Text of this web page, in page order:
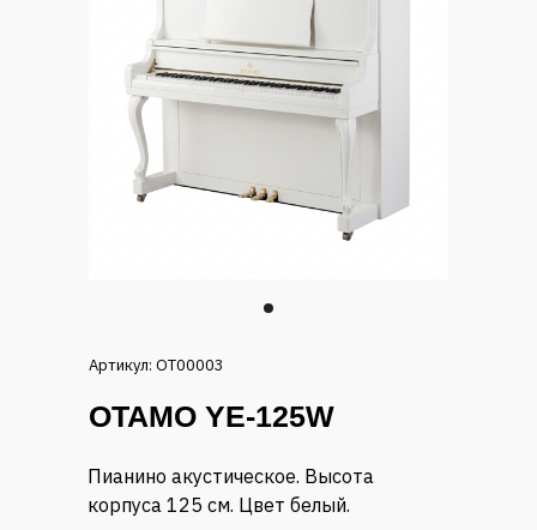
OTAMO YE-125W
Пианино акустическое. Высота
корпуса 125 см. Цвет белый.
Артикул: OT00003